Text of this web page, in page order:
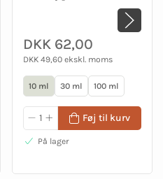
DKK 62,00
DKK 49,60 ekskl. moms
10 ml 30 ml 100 ml
Føj til kurv
På lager